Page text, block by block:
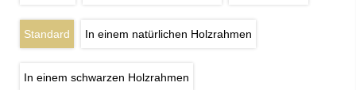
Standard In einem natürlichen Holzrahmen
In einem schwarzen Holzrahmen